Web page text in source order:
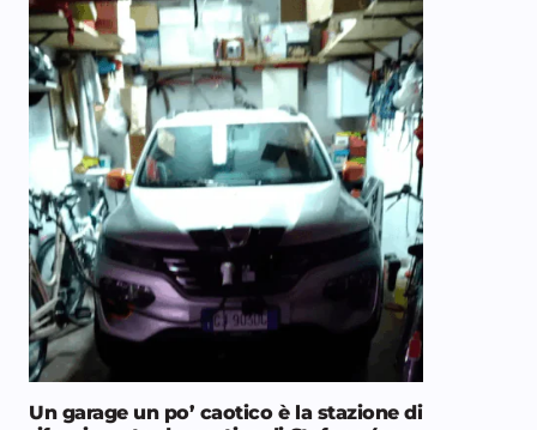
Un garage un po’ caotico è la stazione di